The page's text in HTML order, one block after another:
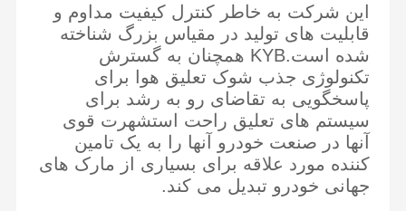
این شرکت به خاطر کنترل کیفیت مداوم و
قابلیت های تولید در مقیاس بزرگ شناخته
شده است.KYB همچنان به گسترش
تکنولوژی جذب شوک تعلیق هوا برای
پاسخگویی به تقاضای رو به رشد برای
سیستم های تعلیق راحت استشهرت قوی
آنها در صنعت خودرو آنها را به یک تامین
کننده مورد علاقه برای بسیاری از مارک های
جهانی خودرو تبدیل می کند.